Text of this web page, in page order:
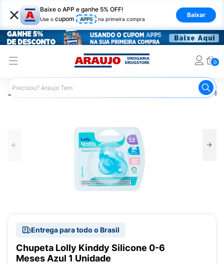
× Baixe o APP e ganhe 5% OFF!
Use o cupom APP5 na primeira compra
Baixar
0
Araujo Infantil
Entrega para todo o Brasil
Chupeta Lolly Kinddy Silicone 0-6
Meses Azul 1 Unidade